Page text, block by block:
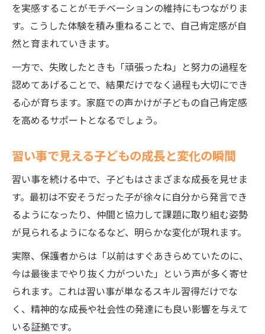
を実感することがモチベーションの維持にもつながりま
す。こうした体験を積み重ねることで、自己肯定感が自
然と育まれていきます。
一方で、失敗したときも「頑張ったね」と努力の過程を
認めてあげることで、結果だけでなく過程も大切にでき
る心が育ちます。家庭での声かけが子どもの自己肯定感
を高めるサポートとなるでしょう。
習い事で見える子どもの成長と変化の瞬間
習い事を続ける中で、子どもはさまざまな成長を見せま
す。最初は不安そうだった子が徐々に自分から発言でき
るようになったり、仲間と協力して課題に取り組む姿勢
が見られるようになるなど、明らかな変化が現れます。
実際、保護者からは「以前はすぐあきらめていたのに、
今は最後までやり抜く力がついた」という声が多く寄せ
られます。これは習い事が単なるスキル習得だけでな
く、精神的な成長や社会性の発達にも良い影響を与えて
いる証拠です。